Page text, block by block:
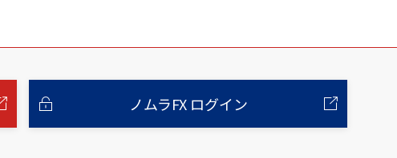
ノムラFX ログイン